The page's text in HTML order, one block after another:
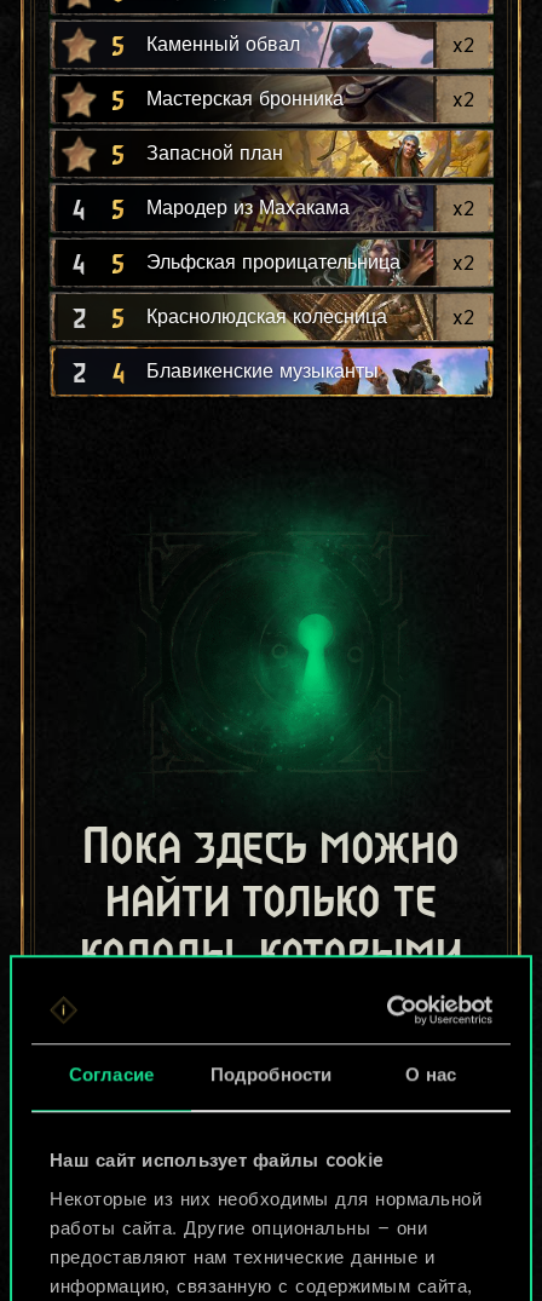
Согласие Подробности О нас
Наш сайт использует файлы cookie
Некоторые из них необходимы для нормальной
работы сайта. Другие опциональны — они
предоставляют нам технические данные и
информацию, связанную с содержимым сайта,
5 Каменный обвал x2
5 Мастерская бронника x2
5 Запасной план
4 5 Мародер из Махакама x2
4 5 Эльфская прорицательница x2
2 5 Краснолюдская колесница x2
2 4 Блавикенские музыканты
Пока здесь можно
найти только те
колоды, которыми
поделились другие
игроки.
Но их может быть
больше!
Назвать колоду и описать её